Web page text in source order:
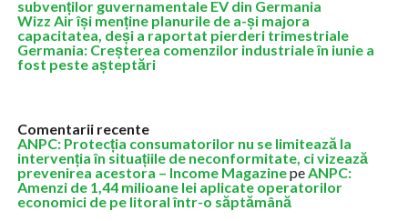
subvenților guvernamentale EV din Germania
Wizz Air își menține planurile de a-și majora
capacitatea, deși a raportat pierderi trimestriale
Germania: Creșterea comenzilor industriale în iunie a
fost peste așteptări
Comentarii recente
ANPC: Protecția consumatorilor nu se limitează la
intervenția în situațiile de neconformitate, ci vizează
prevenirea acestora – Income MagazinepeANPC:
Amenzi de 1,44 milioane lei aplicate operatorilor
economici de pe litoral într-o săptămână